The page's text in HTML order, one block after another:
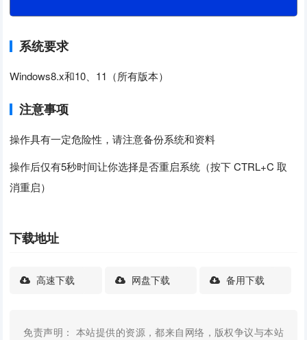
系统要求
Windows8.x和10、11（所有版本）
注意事项
操作具有一定危险性，请注意备份系统和资料
操作后仅有5秒时间让你选择是否重启系统（按下 CTRL+C 取
消重启）
下载地址
高速下载 网盘下载 备用下载
免责声明： 本站提供的资源，都来自网络，版权争议与本站